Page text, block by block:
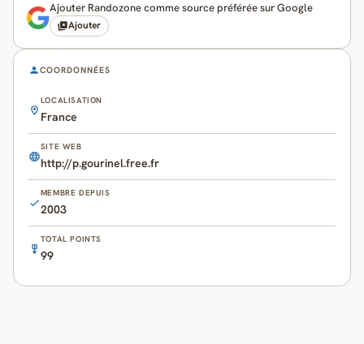
Ajouter Randozone comme source préférée sur Google
Ajouter
COORDONNÉES
LOCALISATION
France
SITE WEB
http://p.gourinel.free.fr
MEMBRE DEPUIS
2003
TOTAL POINTS
99